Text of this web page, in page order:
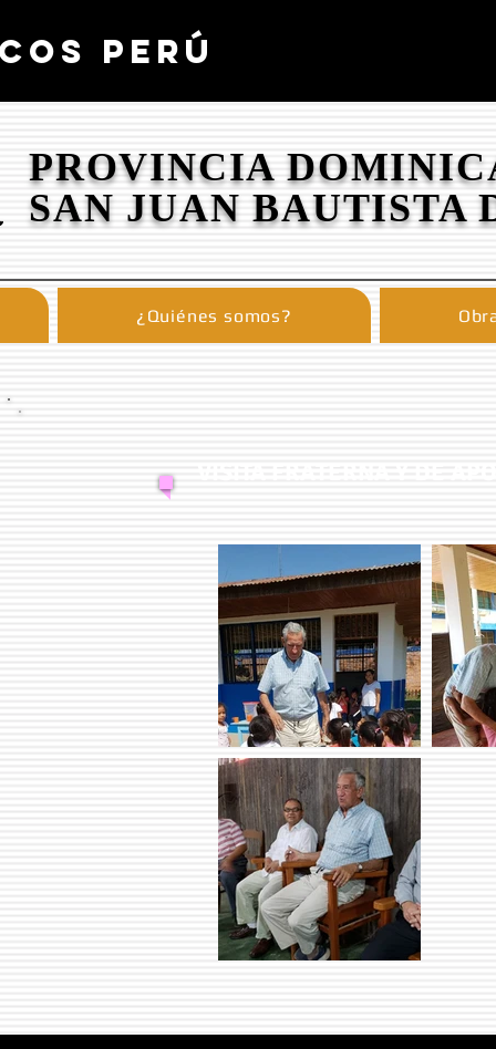
PERÚ
PROVINCIA
SAN JUAN BAUTISTA
¿Quiénes somos?